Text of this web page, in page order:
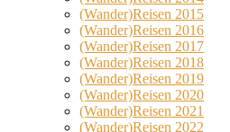
(Wander)Reisen 2015
(Wander)Reisen 2016
(Wander)Reisen 2017
(Wander)Reisen 2018
(Wander)Reisen 2019
(Wander)Reisen 2020
(Wander)Reisen 2021
(Wander)Reisen 2022